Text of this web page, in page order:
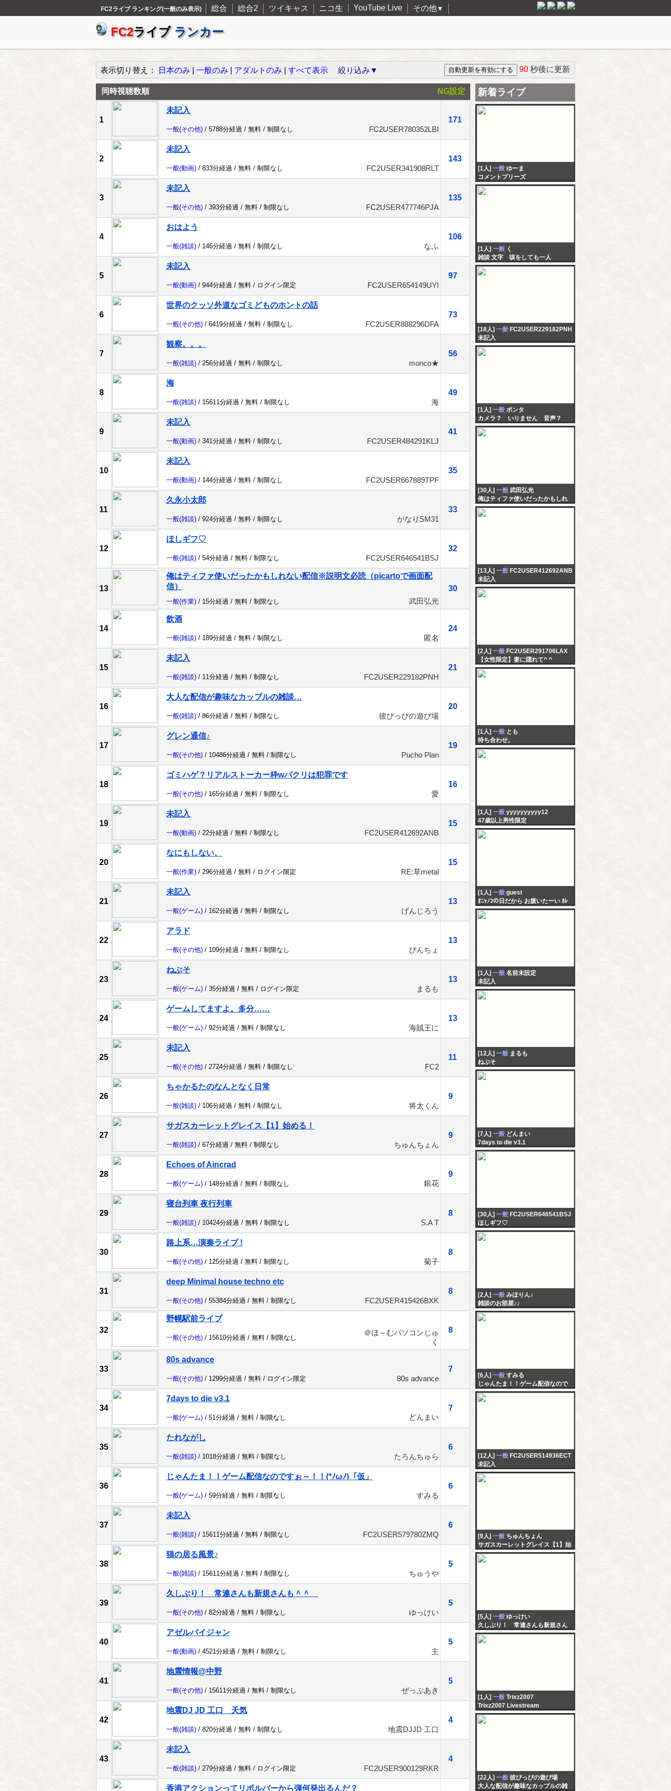
FC2ライブ ランキング(一般のみ表示) 総合 総合2 ツイキャス ニコ生 YouTube Live その他▼
FC2ライブ ランカー
表示切り替え： 日本のみ 一般のみ アダルトのみ すべて表示 絞り込み▼ 90 秒後に更新
同時視聴数順 NG設定
1
未記入
171
一般(その他) / 5788分経過 / 無料 / 制限なし FC2USER780352LBI
2
未記入
143
一般(動画) / 833分経過 / 無料 / 制限なし FC2USER341908RLT
3
未記入
135
一般(その他) / 393分経過 / 無料 / 制限なし FC2USER477746PJA
4
おはよう
106
一般(雑談) / 146分経過 / 無料 / 制限なし なふ
5
未記入
97
一般(動画) / 944分経過 / 無料 / ログイン限定 FC2USER654149UYI
6
世界のクッソ外道なゴミどものホントの話
73
一般(その他) / 6419分経過 / 無料 / 制限なし FC2USER888296DFA
7
観察。。。
56
一般(雑談) / 256分経過 / 無料 / 制限なし monco★
8
海
49
一般(雑談) / 15611分経過 / 無料 / 制限なし 海
9
未記入
41
一般(動画) / 341分経過 / 無料 / 制限なし FC2USER484291KLJ
10
未記入
35
一般(動画) / 144分経過 / 無料 / 制限なし FC2USER667889TPF
11
久永小太郎
33
一般(雑談) / 924分経過 / 無料 / 制限なし がなりSM31
12
ほしギフ♡
32
一般(雑談) / 54分経過 / 無料 / 制限なし FC2USER646541BSJ
13
俺はティファ使いだったかもしれない配信※説明文必読（picartoで画面配
信）
30
一般(作業) / 15分経過 / 無料 / 制限なし 武田弘光
14
飲酒
24
一般(雑談) / 189分経過 / 無料 / 制限なし 匿名
15
未記入
21
一般(雑談) / 11分経過 / 無料 / 制限なし FC2USER229182PNH
16
大人な配信が趣味なカップルの雑談…
20
一般(雑談) / 86分経過 / 無料 / 制限なし 彼ぴっぴの遊び場
17
グレン通信♪
19
一般(その他) / 10486分経過 / 無料 / 制限なし Pucho Plan
18
ゴミハゲ？リアルストーカー枠wパクリは犯罪です
16
一般(その他) / 165分経過 / 無料 / 制限なし 愛
19
未記入
15
一般(動画) / 22分経過 / 無料 / 制限なし FC2USER412692ANB
20
なにもしない、
15
一般(作業) / 296分経過 / 無料 / ログイン限定 RE:草metal
21
未記入
13
一般(ゲーム) / 162分経過 / 無料 / 制限なし げんじろう
22
アラド
13
一般(その他) / 109分経過 / 無料 / 制限なし ぴんちょ
23
ねぶそ
13
一般(ゲーム) / 35分経過 / 無料 / ログイン限定 まるも
24
ゲームしてますよ。多分……
13
一般(ゲーム) / 92分経過 / 無料 / 制限なし 海賊王に
25
未記入
11
一般(その他) / 2724分経過 / 無料 / 制限なし FC2
26
ちゃかるたのなんとなく日常
9
一般(雑談) / 106分経過 / 無料 / 制限なし 将太くん
27
サガスカーレットグレイス【1】始める！
9
一般(雑談) / 67分経過 / 無料 / 制限なし ちゅんちょん
28
Echoes of Aincrad
9
一般(ゲーム) / 148分経過 / 無料 / 制限なし 銀花
29
寝台列車 夜行列車
8
一般(雑談) / 10424分経過 / 無料 / 制限なし S.A T
30
路上系…演奏ライブ !
8
一般(その他) / 125分経過 / 無料 / 制限なし 菊子
31
deep Minimal house techno etc
8
一般(その他) / 55384分経過 / 無料 / 制限なし FC2USER415426BXK
32
野幌駅前ライブ
8
一般(その他) / 15610分経過 / 無料 / 制限なし
＠ほ～むパソコンじゅ
く
33
80s advance
7
一般(その他) / 1299分経過 / 無料 / ログイン限定 80s advance
34
7days to die v3.1
7
一般(ゲーム) / 51分経過 / 無料 / 制限なし どんまい
35
たれながし
6
一般(雑談) / 1018分経過 / 無料 / 制限なし たろんちゅら
36
じゃんたま！！ゲーム配信なのですぉ～！！(*ﾉωﾉ)「仮」
6
一般(ゲーム) / 59分経過 / 無料 / 制限なし すみる
37
未記入
6
一般(雑談) / 15611分経過 / 無料 / 制限なし FC2USER579780ZMQ
38
猫の居る風景♪
5
一般(雑談) / 15611分経過 / 無料 / 制限なし ちゅうや
39
久しぶり！ 常連さんも新規さんも＾＾
5
一般(その他) / 82分経過 / 無料 / 制限なし ゆっけい
40
アゼルバイジャン
5
一般(動画) / 4521分経過 / 無料 / 制限なし 主
41
地震情報@中野
5
一般(その他) / 15611分経過 / 無料 / 制限なし ぜっぷあき
42
地震DJ JD 工口 天気
4
一般(雑談) / 820分経過 / 無料 / 制限なし 地震DJJD 工口
43
未記入
4
一般(雑談) / 279分経過 / 無料 / ログイン限定 FC2USER900129RKR
香港アクションってリボルバーから弾何発出るんだ？
新着ライブ
[1人] 一般 ゆーま
コメントプリーズ
[1人] 一般 く
雑談 文字 咳をしても一人
[18人] 一般 FC2USER229182PNH
未記入
[1人] 一般 ポンタ
カメラ？ いりません 音声？
いりません チャットで妄想にふ
けりませんか
[30人] 一般 武田弘光
俺はティファ使いだったかもしれ
ない配信※説明文必読（picartoで
画面配信）
[13人] 一般 FC2USER412692ANB
未記入
[2人] 一般 FC2USER291706LAX
【女性限定】妻に隠れて^ ^
[1人] 一般 とも
待ち合わせ。
[1人] 一般 yyyyyyyyyy12
47歳以上男性限定
[1人] 一般 guest
ｵﾆｬﾉｺの日だから お腹いたーい ｶﾚ
のことめちゃくちゃ気になってる
し 諦めたくなーい
[1人] 一般 名前未設定
未記入
[12人] 一般 まるも
ねぶそ
[7人] 一般 どんまい
7days to die v3.1
[30人] 一般 FC2USER646541BSJ
ほしギフ♡
[2人] 一般 みほりん♪
雑談のお部屋♪♪
[6人] 一般 すみる
じゃんたま！！ゲーム配信なので
すぉ～！！(*ﾉωﾉ)「仮」
[12人] 一般 FC2USER514936ECT
未記入
[9人] 一般 ちゅんちょん
サガスカーレットグレイス【1】始
める！
[5人] 一般 ゆっけい
久しぶり！ 常連さんも新規さん
も＾＾
[1人] 一般 Trixz2007
Trixz2007 Livestream
[22人] 一般 彼ぴっぴの遊び場
大人な配信が趣味なカップルの雑